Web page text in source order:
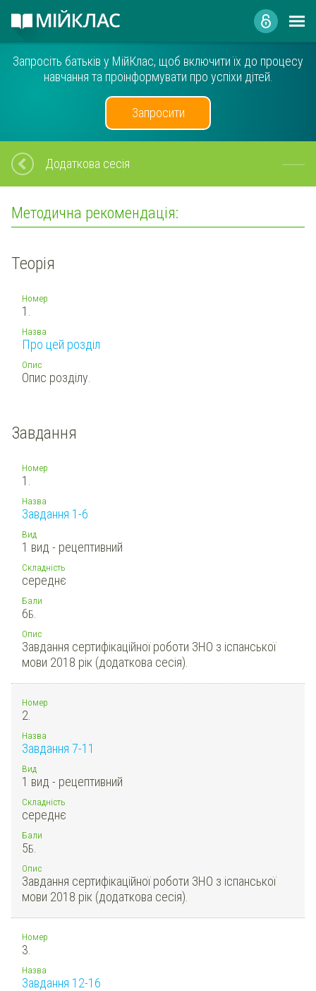
Запросіть батьків у МійКлас, щоб включити їх до процесу
навчання та проінформувати про успіхи дітей.
Запросити
Додаткова сесія
Методична рекомендація:
Теорія
Номер
1.
Назва
Про цей розділ
Опис
Опис розділу.
Завдання
Номер
1.
Назва
Завдання 1-6
Вид
1 вид - рецептивний
Складність
середнє
Бали
6Б.
Опис
Завдання сертифікаційної роботи ЗНО з іспанської
мови 2018 рік (додаткова сесія).
Номер
2.
Назва
Завдання 7-11
Вид
1 вид - рецептивний
Складність
середнє
Бали
5Б.
Опис
Завдання сертифікаційної роботи ЗНО з іспанської
мови 2018 рік (додаткова сесія).
Номер
3.
Назва
Завдання 12-16